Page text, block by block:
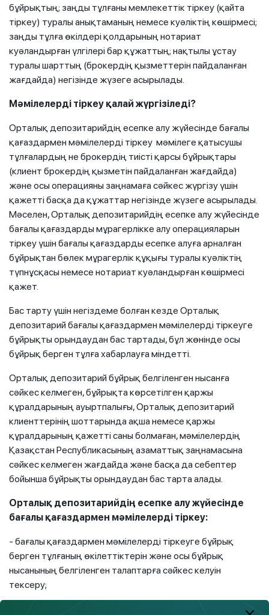
бұйрықтың; заңды тұлғаны мемлекеттік тіркеу (қайта
тіркеу) туралы анықтаманың немесе куәліктің көшірмесі;
заңды тұлға өкілдері қолдарының нотариат
куәландырған үлгілері бар құжаттың; нақтылы ұстау
туралы шарттың (брокердің қызметтерін пайдаланған
жағдайда) негізінде жүзеге асырылады.
Мәмілелерді тіркеу қалай жүргізіледі?
Орталық депозитарийдің есепке алу жүйесінде бағалы
қағаздармен мәмілелерді тіркеу мәмілеге қатысушы
тұлғалардың не брокердің тиісті қарсы бұйрықтары
(клиент брокердің қызметін пайдаланған жағдайда)
және осы операцияны заңнамаға сәйкес жүргізу үшін
қажетті басқа да құжаттар негізінде жүзеге асырылады.
Мәселен, Орталық депозитарийдің есепке алу жүйесінде
бағалы қағаздарды мұрагерлікке алу операцияларын
тіркеу үшін бағалы қағаздарды есепке алуға арналған
бұйрықтан бөлек мұрагерлік құқығы туралы куәліктің
түпнұсқасы немесе нотариат куәландырған көшірмесі
қажет.
Бас тарту үшін негіздеме болған кезде Орталық
депозитарий бағалы қағаздармен мәмілелерді тіркеуге
бұйрықты орындаудан бас тартады, бұл жөнінде осы
бұйрық берген тұлға хабарлауға міндетті.
Орталық депозитарий бұйрық белгіленген нысанға
сәйкес келмеген, бұйрықта көрсетілген қаржы
құралдарының ауыртпалығы, Орталық депозитарий
клиенттерінің шоттарында ақша немесе қаржы
құралдарының қажетті саны болмаған, мәмілелердің
Қазақстан Республикасының азаматтық заңнамасына
сәйкес келмеген жағдайда және басқа да себептер
бойынша бұйрықты орындаудан бас тарта алады.
Орталық депозитарийдің есепке алу жүйесінде
бағалы қағаздармен мәмілелерді тіркеу:
-бағалы қағаздармен мәмілелерді тіркеуге бұйрық
берген тұлғаның өкілеттіктерін және осы бұйрық
нысанының белгіленген талаптарға сәйкес келуін
тексеру;